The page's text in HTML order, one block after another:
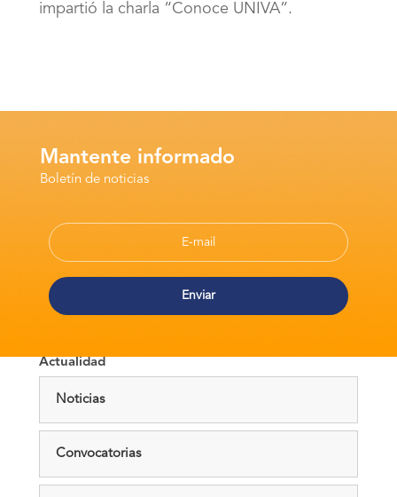
impartió la charla “Conoce UNIVA”.
Mantente informado
Boletín de noticias
Actualidad
Noticias
Convocatorias